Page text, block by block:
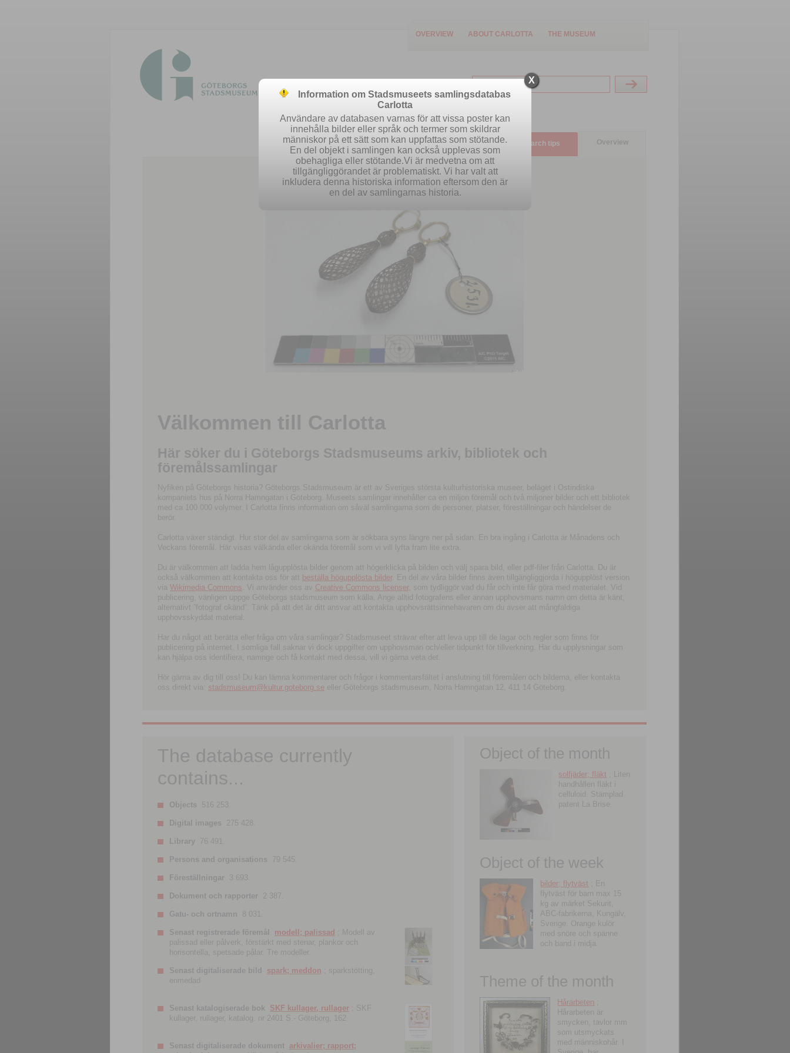
OVERVIEW ABOUT CARLOTTA THE MUSEUM
Easy search Advanced search Search tips Overview
Välkommen till Carlotta
Här söker du i Göteborgs Stadsmuseums arkiv, bibliotek och
föremålssamlingar
Nyfiken på Göteborgs historia? Göteborgs Stadsmuseum är ett av Sveriges största kulturhistoriska museer, beläget i Ostindiska
kompaniets hus på Norra Hamngatan i Göteborg. Museets samlingar innehåller ca en miljon föremål och två miljoner bilder och ett bibliotek
med ca 100 000 volymer. I Carlotta finns information om såväl samlingarna som de personer, platser, föreställningar och händelser de
berör.
Carlotta växer ständigt. Hur stor del av samlingarna som är sökbara syns längre ner på sidan. En bra ingång i Carlotta är Månadens och
Veckans föremål. Här visas välkända eller okända föremål som vi vill lyfta fram lite extra.
Du är välkommen att ladda hem lågupplösta bilder genom att högerklicka på bilden och välj spara bild, eller pdf-filer från Carlotta. Du är
också välkommen att kontakta oss för att beställa högupplösta bilder. En del av våra bilder finns även tillgängliggjorda i högupplöst version
via Wikimedia Commons . Vi använder oss av Creative Commons licenser, som tydliggör vad du får och inte får göra med materialet. Vid
publicering, vänligen uppge Göteborgs stadsmuseum som källa. Ange alltid fotografens eller annan upphovsmans namn om detta är känt,
alternativt ”fotograf okänd”. Tänk på att det är ditt ansvar att kontakta upphovsrättsinnehavaren om du avser att mångfaldiga
upphovsskyddat material.
Har du något att berätta eller fråga om våra samlingar? Stadsmuseet strävar efter att leva upp till de lagar och regler som finns för
publicering på internet. I somliga fall saknar vi dock uppgifter om upphovsman och/eller tidpunkt för tillverkning. Har du upplysningar som
kan hjälpa oss identifiera, namnge och få kontakt med dessa, vill vi gärna veta det.
Hör gärna av dig till oss! Du kan lämna kommentarer och frågor i kommentarsfältet i anslutning till föremålen och bilderna, eller kontakta
oss direkt via: stadsmuseum@kultur.goteborg.se eller Göteborgs stadsmuseum, Norra Hamngatan 12, 411 14 Göteborg.
The database currently
contains...
Objects 516 253.
Digital images 275 428.
Library 76 491.
Persons and organisations 79 545.
Föreställningar 3 693.
Dokument och rapporter 2 387.
Gatu- och ortnamn 8 031.
Senast registrerade föremål modell; palissad
; Modell av
palissad eller pålverk, förstärkt med stenar, plankor och
horisontella, spetsade pålar. Tre modeller.
Senast digitaliserade bild spark; meddon ; sparkstötting,
enmedad
Senast katalogiserade bok SKF kullager, rullager ; SKF
kullager, rullager, katalog. nr 2401 S.- Göteborg, 162
Senast digitaliserade dokument arkivalier; rapport;
Object of the month
solfjäder; fläkt ; Liten
handhållen fläkt i
celluloid. Stämplad
patent La Brise.
Object of the week
bilder; flytväst ; En
flytväst för barn max 15
kg av märket Sekurit,
ABC-fabrikerna, Kungälv,
Sverige. Orange kulör
med snöre och spänne
och band i midja.
Theme of the month
Hårarbeten
Hårarbeten är
smycken, tavlor mm
som utsmyckats
med människohår. I
X
Information om Stadsmuseets samlingsdatabas
Carlotta
Användare av databasen varnas för att vissa poster kan
innehålla bilder eller språk och termer som skildrar
människor på ett sätt som kan uppfattas som stötande.
En del objekt i samlingen kan också upplevas som
obehagliga eller stötande.Vi är medvetna om att
tillgängliggörandet är problematiskt. Vi har valt att
inkludera denna historiska information eftersom den är
en del av samlingarnas historia.